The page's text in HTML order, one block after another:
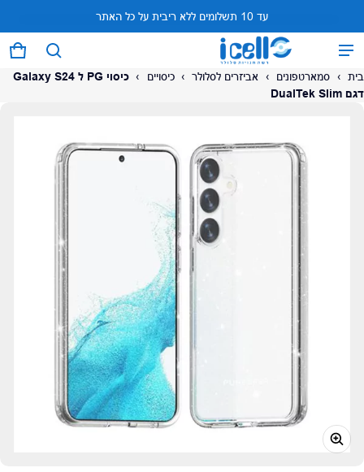
עד 10 תשלומים ללא ריבית על כל האתר
0 פריטים
המוצר נוסף לעגלה
לתשלום
בית › סמארטפונים › אביזרים לסלולר › כיסויים ›
כיסוי PG ל Galaxy S24
דגם DualTek Slim
על המוצר